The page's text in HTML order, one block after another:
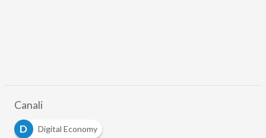
Canali
D
Digital Economy